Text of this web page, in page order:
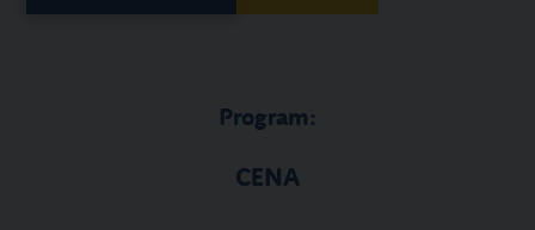
Program:
CENA